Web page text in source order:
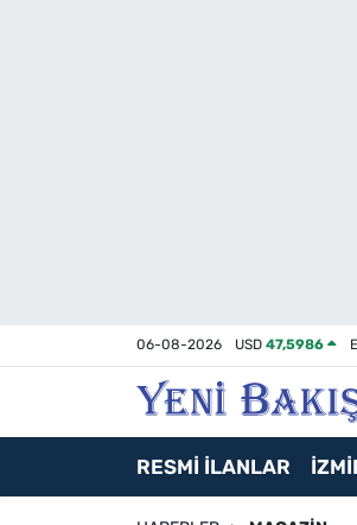
06-08-2026 USD47,5986
RESMİ İLANLAR
Asayiş / Polis-Adliye
Magazin